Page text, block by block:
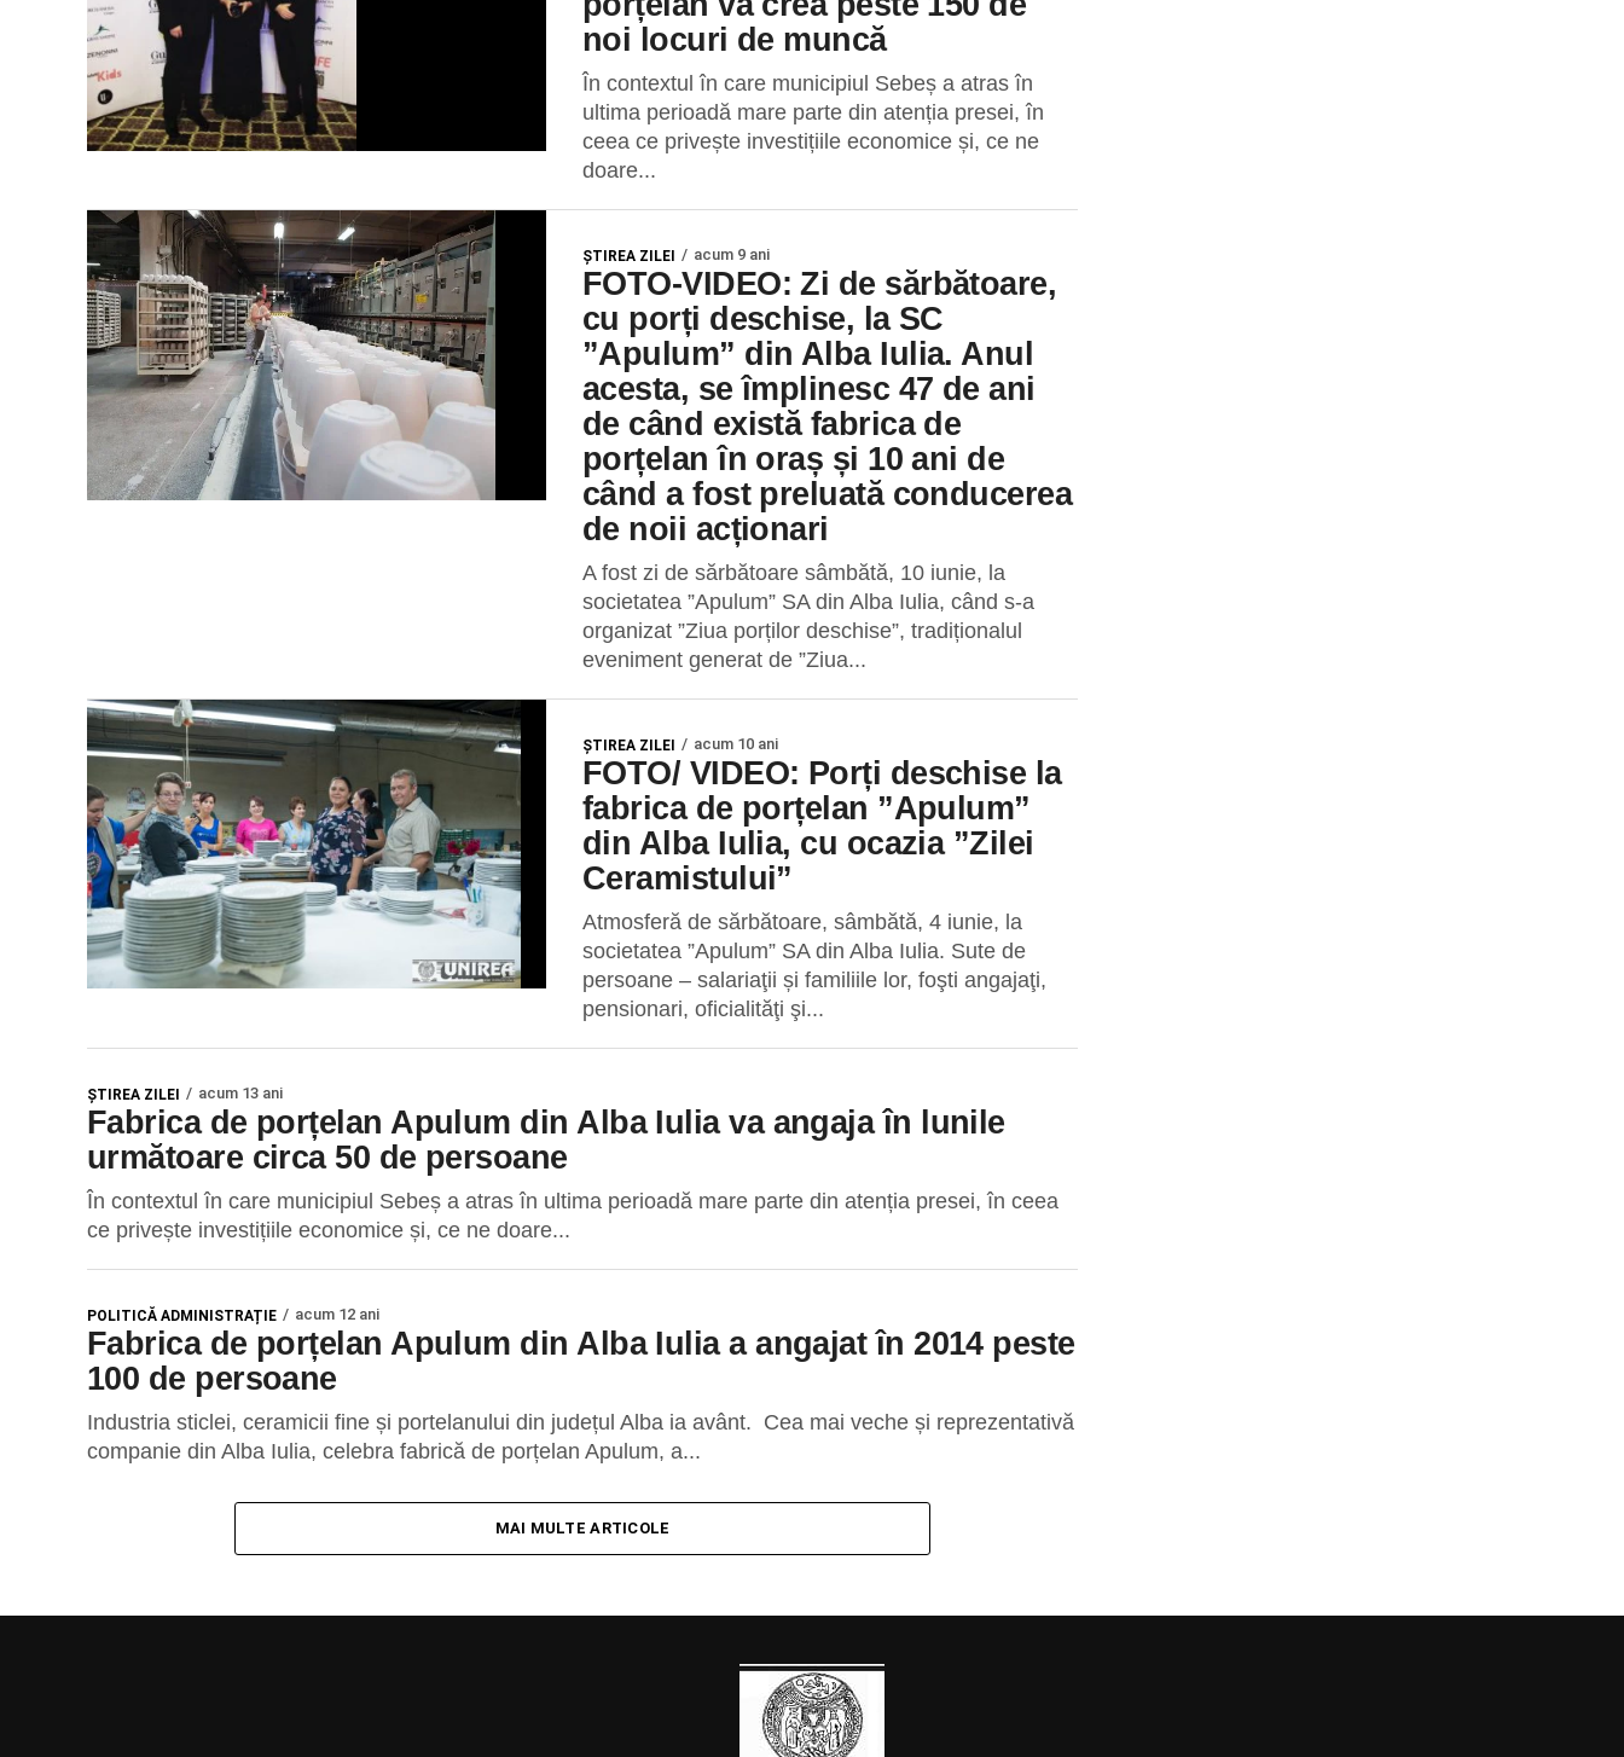
noi locuri de muncă
În contextul în care municipiul Sebeș a atras în
ultima perioadă mare parte din atenția presei, în
ceea ce privește investițiile economice și, ce ne
doare...
ŞTIREA ZILEI acum 9 ani
FOTO-VIDEO: Zi de sărbătoare,
cu porți deschise, la SC
”Apulum” din Alba Iulia. Anul
acesta, se împlinesc 47 de ani
de când există fabrica de
porțelan în oraș și 10 ani de
când a fost preluată conducerea
de noii acționari
A fost zi de sărbătoare sâmbătă, 10 iunie, la
societatea ”Apulum” SA din Alba Iulia, când s-a
organizat ”Ziua porților deschise”, tradiționalul
eveniment generat de ”Ziua...
ŞTIREA ZILEI acum 10 ani
FOTO/ VIDEO: Porți deschise la
fabrica de porțelan ”Apulum”
din Alba Iulia, cu ocazia ”Zilei
Ceramistului”
Atmosferă de sărbătoare, sâmbătă, 4 iunie, la
societatea ”Apulum” SA din Alba Iulia. Sute de
persoane – salariaţii și familiile lor, foşti angajaţi,
pensionari, oficialităţi şi...
ŞTIREA ZILEI acum 13 ani
Fabrica de porțelan Apulum din Alba Iulia va angaja în lunile
următoare circa 50 de persoane
În contextul în care municipiul Sebeș a atras în ultima perioadă mare parte din atenția presei, în ceea
ce privește investițiile economice și, ce ne doare...
POLITICĂ ADMINISTRAȚIE acum 12 ani
Fabrica de porțelan Apulum din Alba Iulia a angajat în 2014 peste
100 de persoane
Industria sticlei, ceramicii fine și portelanului din județul Alba ia avânt. Cea mai veche și reprezentativă
companie din Alba Iulia, celebra fabrică de porțelan Apulum, a...
MAI MULTE ARTICOLE